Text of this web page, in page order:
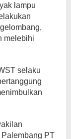
lampu
melebihi
selaku
PT